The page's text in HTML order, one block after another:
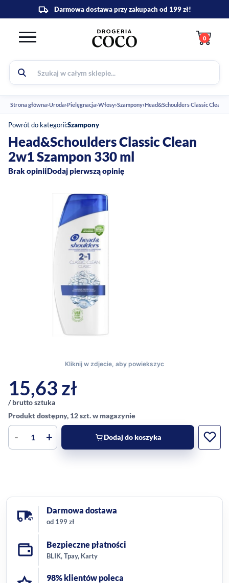
0
Strona główna›Uroda›Pielęgnacja›Włosy›Szampony›Head&Schoulders Classic Clean
Powrót do kategorii:Szampony
Head&Schoulders Classic Clean
2w1 Szampon 330 ml
Brak opiniiDodaj pierwszą opinię
15,63zł
/ brutto sztuka
Produkt dostępny, 12 szt. w magazynie
- + Dodaj do koszyka
Darmowa dostawa
od 199 zł
Bezpieczne płatności
BLIK, Tpay, Karty
98% klientów poleca